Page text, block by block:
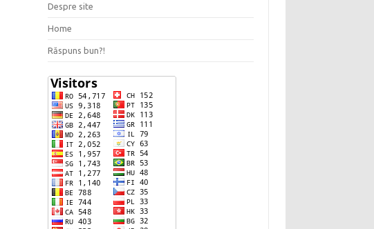
Despre site
Home
Răspuns bun?!